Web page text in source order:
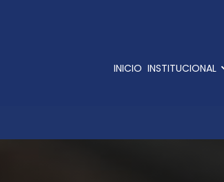
INICIO INSTITUCIONAL